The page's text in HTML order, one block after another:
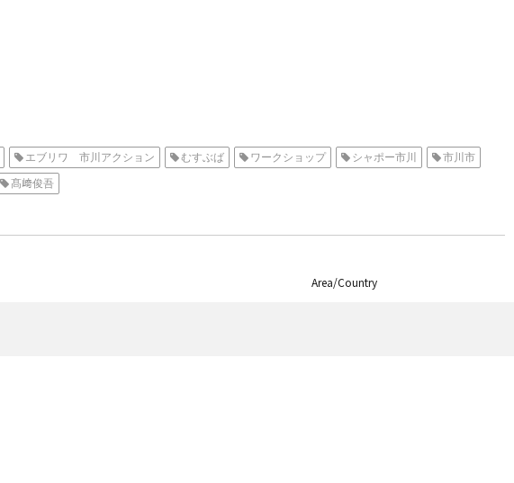
エブリワ 市川アクション むすぶば ワークショップ シャポー市川 市川市
髙﨑俊吾
Area/Country